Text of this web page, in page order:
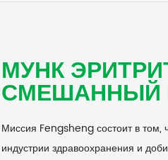
МУНК
СМЕШАННЫЙ
Миссия Fengsheng состоит в том,
индустрии здравоохранения и